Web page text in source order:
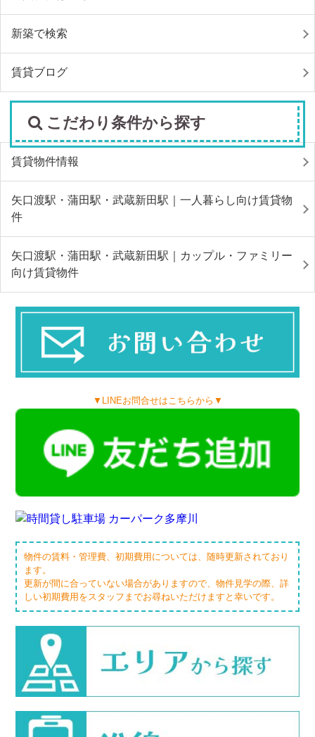
新築で検索
賃貸ブログ
こだわり条件から探す
賃貸物件情報
矢口渡駅・蒲田駅・武蔵新田駅｜一人暮らし向け賃貸物
件
矢口渡駅・蒲田駅・武蔵新田駅｜カップル・ファミリー
向け賃貸物件
▼LINEお問合せはこちらから▼
物件の賃料・管理費、初期費用については、随時更新されており
ます。
更新が間に合っていない場合がありますので、物件見学の際、詳
しい初期費用をスタッフまでお尋ねいただけますと幸いです。